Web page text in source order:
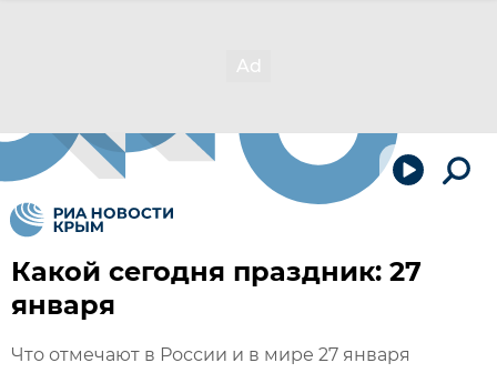
Какой сегодня праздник: 27
января
Что отмечают в России и в мире 27 января